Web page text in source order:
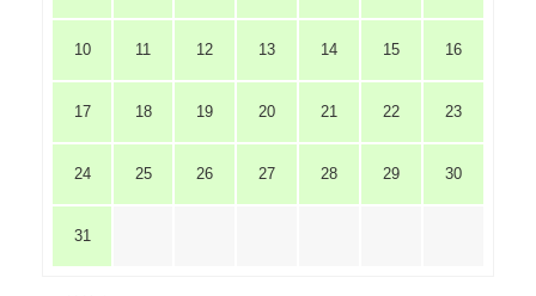
10 11 12 13 14 15 16
17 18 19 20 21 22 23
24 25 26 27 28 29 30
31